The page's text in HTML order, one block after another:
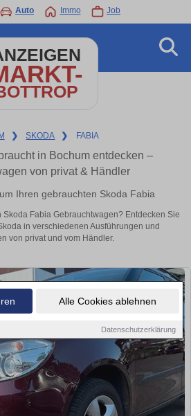
Alle Cookies ablehnen
Datenschutzerklärung
Auto Immo Job
❯ SKODA ❯ FABIA
in Bochum entdecken –
von privat & Händler
Ihren gebrauchten Skoda Fabia
Fabia Gebrauchtwagen? Entdecken Sie
in verschiedenen Ausführungen und
von privat und vom Händler.